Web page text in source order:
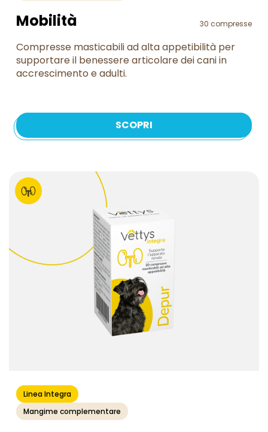
Mobilità 30 compresse
Compresse masticabili ad alta appetibilità per
supportare il benessere articolare dei cani in
accrescimento e adulti.
SCOPRI
Linea Integra
Mangime complementare